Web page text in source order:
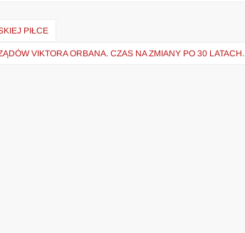
PIŁCE
VIKTORA ORBANA. CZAS NA ZMIANY PO 30 LATACH.